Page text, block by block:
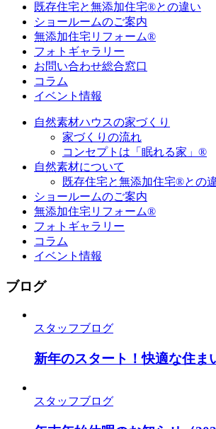
既存住宅と無添加住宅®との違い
ショールームのご案内
無添加住宅リフォーム®
フォトギャラリー
お問い合わせ総合窓口
コラム
イベント情報
自然素材ハウスの家づくり
家づくりの流れ
コンセプトは「眠れる家」®
自然素材について
既存住宅と無添加住宅®との
ショールームのご案内
無添加住宅リフォーム®
フォトギャラリー
コラム
イベント情報
ブログ
スタッフブログ
新年のスタート！快適な住ま
スタッフブログ